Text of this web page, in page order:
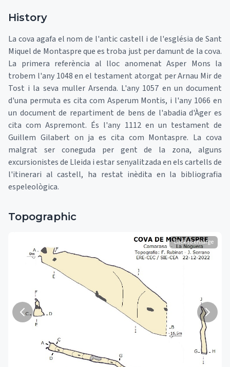
History
La cova agafa el nom de l'antic castell i de l'església de Sant
Miquel de Montaspre que es troba just per damunt de la cova.
La primera referència al lloc anomenat Asper Mons la
trobem l'any 1048 en el testament atorgat per Arnau Mir de
Tost i la seva muller Arsenda. L'any 1057 en un document
d'una permuta es cita com Asperum Montis, i l'any 1066 en
un document de repartiment de bens de l'abadia d'Àger es
cita com Aspremont. És l'any 1112 en un testament de
Guillem Gilabert on ja es cita com Montaspre. La cova
malgrat ser coneguda per gent de la zona, alguns
excursionistes de Lleida i estar senyalitzada en els cartells de
l'itinerari al castell, ha restat inèdita en la bibliografia
espeleològica.
Topographic
Click to enlarge